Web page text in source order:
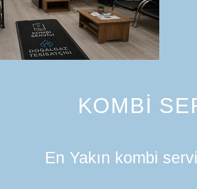
KOMBİ
En Yakın kombi